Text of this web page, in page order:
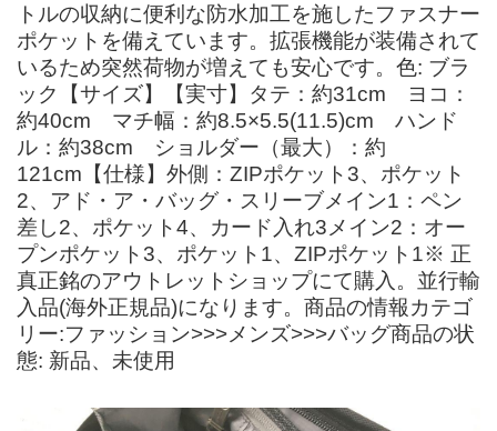
トルの収納に便利な防水加工を施したファスナー
ポケットを備えています。拡張機能が装備されて
いるため突然荷物が増えても安心です。色: ブラ
ック【サイズ】【実寸】タテ：約31cm ヨコ：
約40cm マチ幅：約8.5×5.5(11.5)cm ハンド
ル：約38cm ショルダー（最大）：約
121cm【仕様】外側：ZIPポケット3、ポケット
2、アド・ア・バッグ・スリーブメイン1：ペン
差し2、ポケット4、カード入れ3メイン2：オー
プンポケット3、ポケット1、ZIPポケット1※ 正
真正銘のアウトレットショップにて購入。並行輸
入品(海外正規品)になります。商品の情報カテゴ
リー:ファッション>>>メンズ>>>バッグ商品の状
態: 新品、未使用